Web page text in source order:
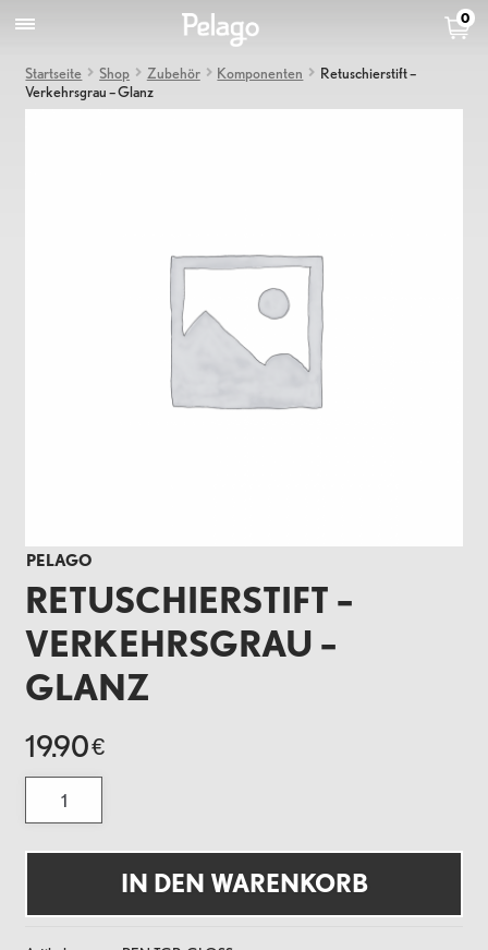
0
Startseite Shop Zubehör Komponenten
Retuschierstift –
Verkehrsgrau – Glanz
PELAGO
RETUSCHIERSTIFT –
VERKEHRSGRAU –
GLANZ
19.90€
Retuschierstift
Verkehrsgrau
Glanz
IN DEN WARENKORB